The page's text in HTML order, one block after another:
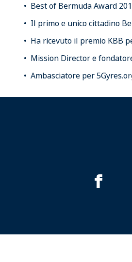
Best of Bermuda Award
Il primo e unico cittadino
Ha ricevuto il premio KBB
Mission Director e
Ambasciatore per